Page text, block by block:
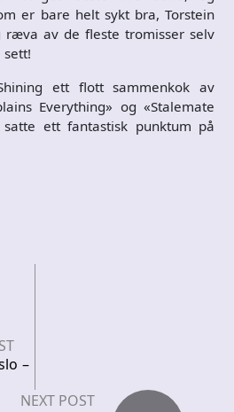
er bare helt sykt bra, Torstein
ræva av de fleste tromisser selv
ett flott sammenkok av
Everything» og «Stalemate
satte ett fantastisk punktum på
–
NEXT POST